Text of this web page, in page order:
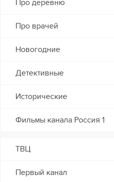
Про деревню
Про врачей
Новогодние
Детективные
Исторические
Фильмы канала Россия 1
ТВЦ
Первый канал